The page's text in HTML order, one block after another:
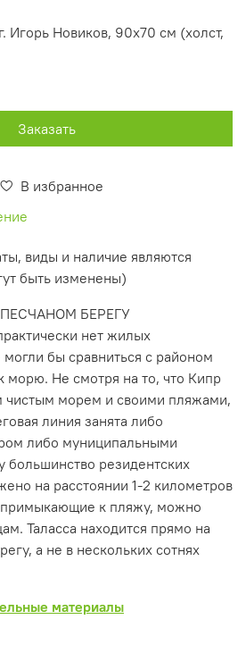
В избранное
Игорь Новиков, 90х70 см (холст,
Заказать
виды и наличие являются
быть изменены)
БЕРЕГУ
нет жилых
бы сравниться с районом
морю. Не смотря на то, что Кипр
чистым морем и своими пляжами,
линия занята либо
либо муниципальными
большинство резидентских
на расстоянии 1-2 километров
к пляжу, можно
Таласса находится прямо на
а не в нескольких сотнях
материалы